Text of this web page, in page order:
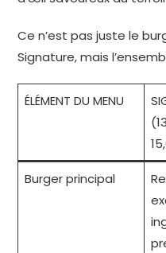
Ce n’est pas juste le
Signature, mais
ÉLÉMENT DU MENU
Burger principal